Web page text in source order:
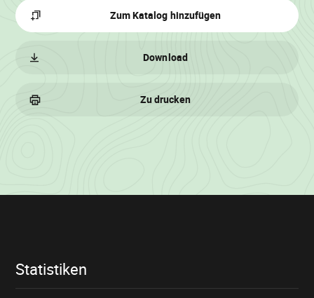
Zum Katalog hinzufügen
Download
Zu drucken
Losinformationen
Statistiken